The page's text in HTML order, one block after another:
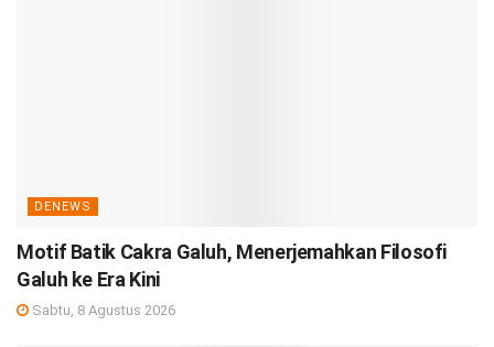
DENEWS
Motif Batik Cakra Galuh, Menerjemahkan Filosofi
Galuh ke Era Kini
Sabtu, 8 Agustus 2026